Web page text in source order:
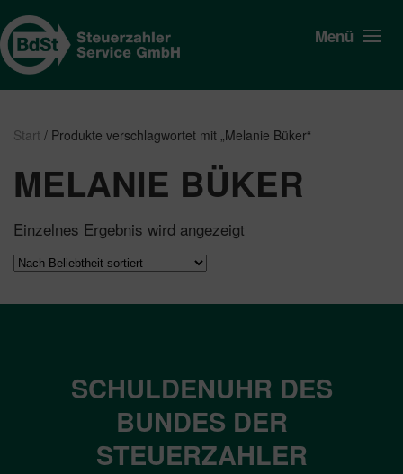
Menü
Start / Produkte verschlagwortet mit „Melanie Büker“
MELANIE BÜKER
Einzelnes Ergebnis wird angezeigt
SCHULDENUHR DES
BUNDES DER
STEUERZAHLER